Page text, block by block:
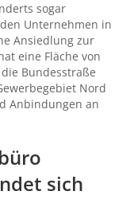
sogar
Unternehmen in
Ansiedlung zur
eine Fläche von
Bundesstraße
Nord
Anbindungen an
sich